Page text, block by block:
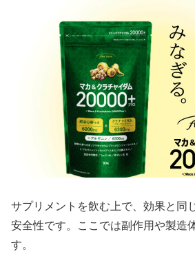
サプリメントを飲む上で、効果と同
安全性です。ここでは副作用や製造
す。